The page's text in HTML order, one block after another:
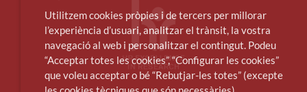
Utilitzem cookies pròpies i de tercers per millorar
l’experiència d’usuari, analitzar el trànsit, la vostra
navegació al web i personalitzar el contingut. Podeu
“Acceptar totes les cookies”, “Configurar les cookies”
que voleu acceptar o bé “Rebutjar-les totes” (excepte